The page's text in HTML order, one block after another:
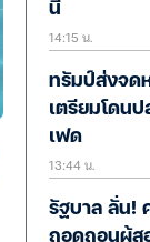
นี้
14:15 น.
ทรัมป์ส่งจด
เตรียมโดน
เฟด
13:44 น.
รัฐบาล ลั่น!
ถอดถอนผู้ส